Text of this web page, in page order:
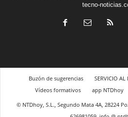
tecno-
Buzón de sugerencias SERVICIO AL
Vídeos formativos
app NTDhoy
© NTDhoy, S.L., Segundo Mata 4A, 28224